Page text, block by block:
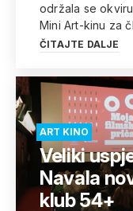
održala se
Mini Art-kinu za
ČITAJTE DALJE
ART KINO
Veliki
Navala
klub 54+